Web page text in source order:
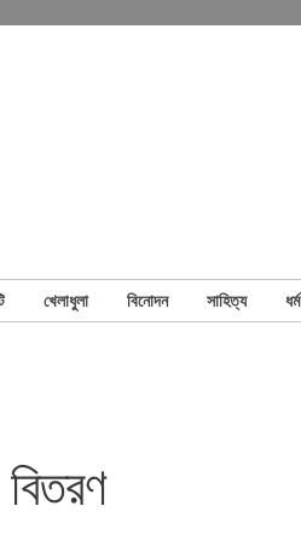
খেলাধুলা বিনোদন সাহিত্য ধর্ম